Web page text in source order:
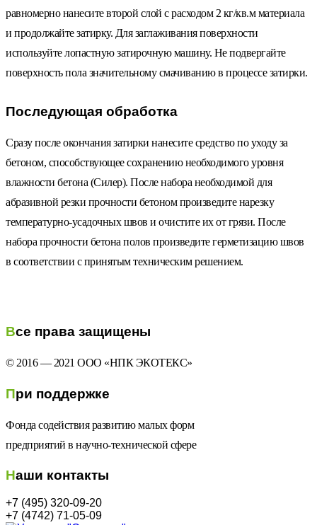
равномерно нанесите второй слой с расходом 2 кг/кв.м материала
и продолжайте затирку. Для заглаживания поверхности
используйте лопастную затирочную машину. Не подвергайте
поверхность пола значительному смачиванию в процессе затирки.
Последующая обработка
Сразу после окончания затирки нанесите средство по уходу за
бетоном, способствующее сохранению необходимого уровня
влажности бетона (Силер). После набора необходимой для
абразивной резки прочности бетоном произведите нарезку
температурно-усадочных швов и очистите их от грязи. После
набора прочности бетона полов произведите герметизацию швов
в соответствии с принятым техническим решением.
Все права защищены
© 2016 — 2021 ООО «НПК ЭКОТЕКС»
При поддержке
Фонда содействия развитию малых форм
предприятий в научно-технической сфере
Наши контакты
+7 (495) 320-09-20
+7 (4742) 71-05-09